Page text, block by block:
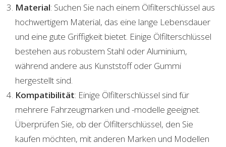
Material: Suchen Sie nach einem Ölfilterschlüssel aus
hochwertigem Material, das eine lange Lebensdauer
und eine gute Griffigkeit bietet. Einige Ölfilterschlüssel
bestehen aus robustem Stahl oder Aluminium,
während andere aus Kunststoff oder Gummi
hergestellt sind.
Kompatibilität: Einige Ölfilterschlüssel sind für
mehrere Fahrzeugmarken und -modelle geeignet.
Überprüfen Sie, ob der Ölfilterschlüssel, den Sie
kaufen möchten, mit anderen Marken und Modellen